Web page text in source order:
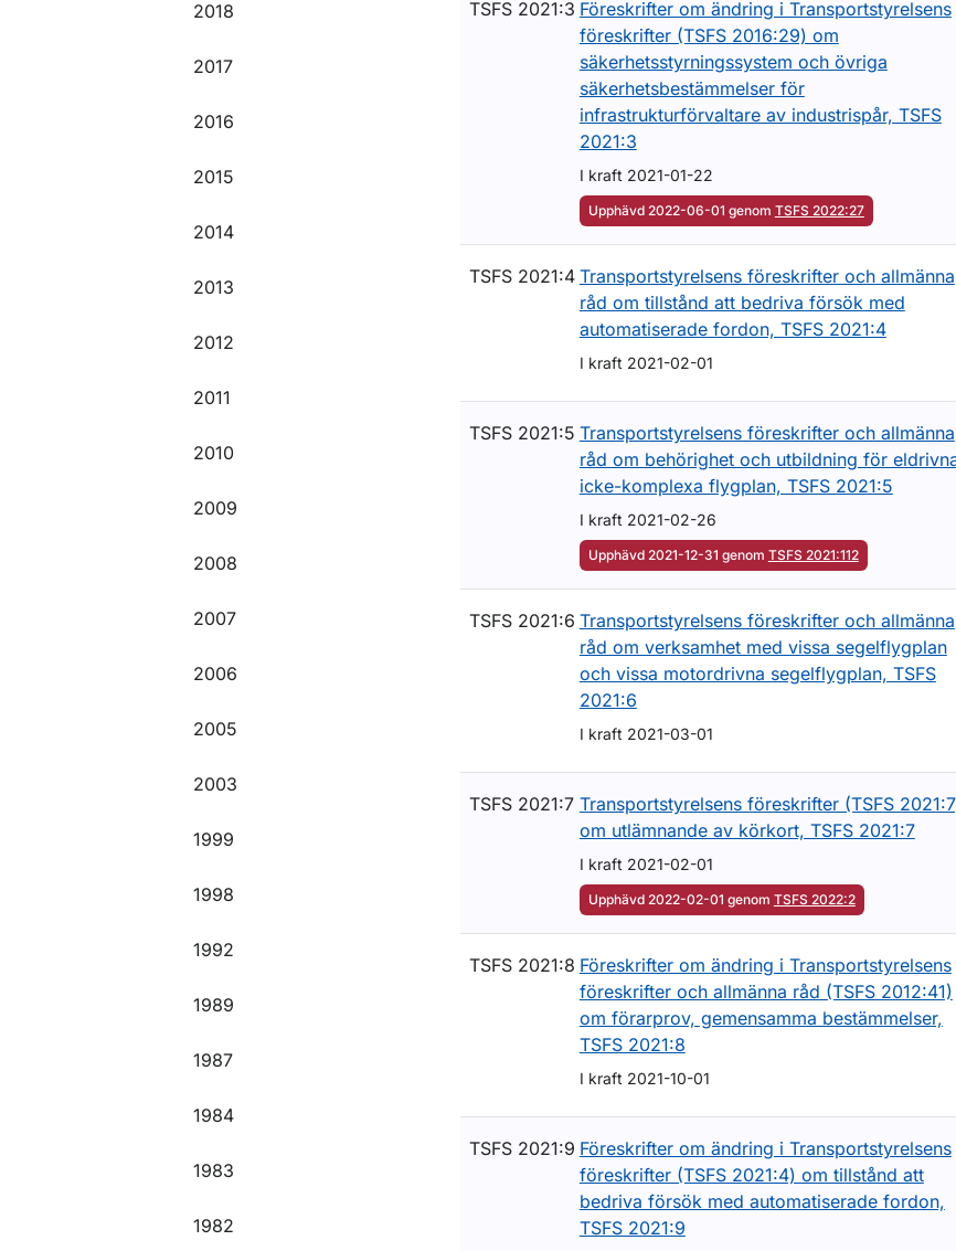
2018
2017
2016
2015
2014
2013
2012
2011
2010
2009
2008
2007
2006
2005
2003
1999
1998
1992
1989
1987
1984
1983
1982
TSFS 2021:3 Föreskrifter om ändring i Transportstyrelsens
föreskrifter (TSFS 2016:29) om
säkerhetsstyrningssystem och övriga
säkerhetsbestämmelser för
infrastrukturförvaltare av industrispår, TSFS
2021:3
I kraft 2021-01-22
Upphävd 2022-06-01 genom TSFS 2022:27
TSFS 2021:4 Transportstyrelsens föreskrifter och allmänna
råd om tillstånd att bedriva försök med
automatiserade fordon, TSFS 2021:4
I kraft 2021-02-01
TSFS 2021:5 Transportstyrelsens föreskrifter och allmänna
råd om behörighet och utbildning för
icke-komplexa flygplan, TSFS 2021:5
I kraft 2021-02-26
Upphävd 2021-12-31 genom TSFS 2021:112
TSFS 2021:6 Transportstyrelsens föreskrifter och allmänna
råd om verksamhet med vissa segelflygplan
och vissa motordrivna segelflygplan, TSFS
2021:6
I kraft 2021-03-01
TSFS 2021:7 Transportstyrelsens föreskrifter (TSFS
om utlämnande av körkort, TSFS 2021:7
I kraft 2021-02-01
Upphävd 2022-02-01 genom TSFS 2022:2
TSFS 2021:8 Föreskrifter om ändring i Transportstyrelsens
föreskrifter och allmänna råd (TSFS 2012:41)
om förarprov, gemensamma bestämmelser,
TSFS 2021:8
I kraft 2021-10-01
TSFS 2021:9 Föreskrifter om ändring i Transportstyrelsens
föreskrifter (TSFS 2021:4) om tillstånd att
bedriva försök med automatiserade fordon,
TSFS 2021:9